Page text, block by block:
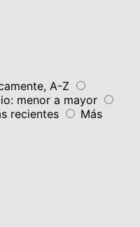
A-Z
menor a mayor
recientes
Más